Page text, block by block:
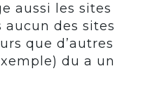
aussi les sites
aucun des sites
que d’autres
du a un